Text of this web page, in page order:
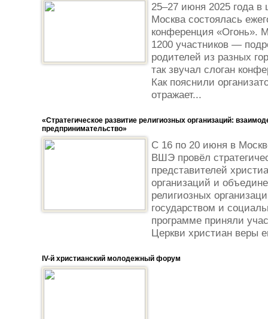
25–27 июня 2025 года
Москва состоялась
конференция «Огонь».
1200 участников —
родителей из разных
так звучал слоган
Как пояснили
отражает...
«Стратегическое развитие религиозных организаций:
предпринимательство»
С 16 по 20 июня в
ВШЭ провёл
представителей
организаций и
религиозных
государством и
программе приняли
Церкви христиан веры
IV-й христианский молодежный форум